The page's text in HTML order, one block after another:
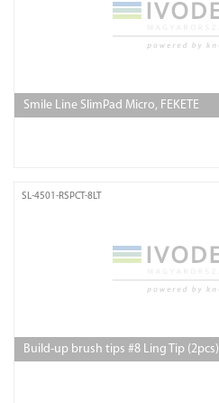
Smile Line SlimPad Micro, FEKETE
SL-4501-RSPCT-8LT
Build-up brush tips #8 Ling Tip (2pcs)